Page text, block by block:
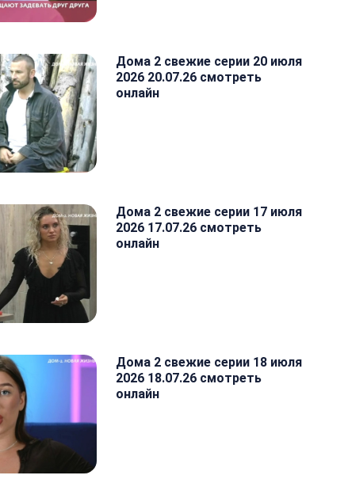
Дома 2 свежие серии 20 июля
2026 20.07.26 смотреть
онлайн
Дома 2 свежие серии 17 июля
2026 17.07.26 смотреть
онлайн
Дома 2 свежие серии 18 июля
2026 18.07.26 смотреть
онлайн